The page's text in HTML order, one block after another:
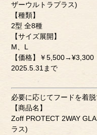
ザーウルトラプラス)
【種類】
2型 全8種
【サイズ展開】
M、L
【価格】￥
2025.5.31まで
必要に応じてフードを着
【商品名】
Zoff PROTECT 2WAY
ラス)